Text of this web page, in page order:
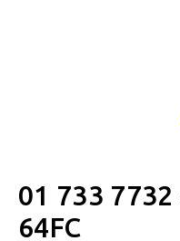
01 733 7732
64FC